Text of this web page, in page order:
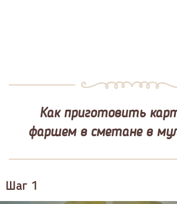
Как приготовить
фаршем в сметане в
Шаг 1